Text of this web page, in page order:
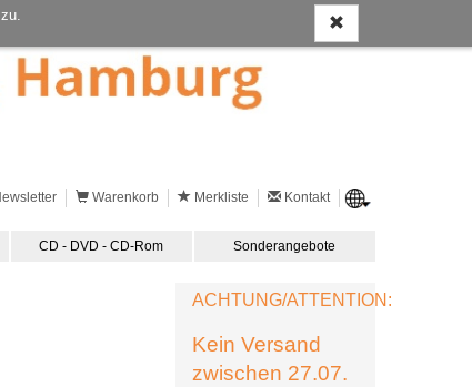
Warenkorb Merkliste Kontakt
CD - DVD - CD-Rom Sonderangebote
ACHTUNG/ATTENTION:
Kein Versand
zwischen 27.07.